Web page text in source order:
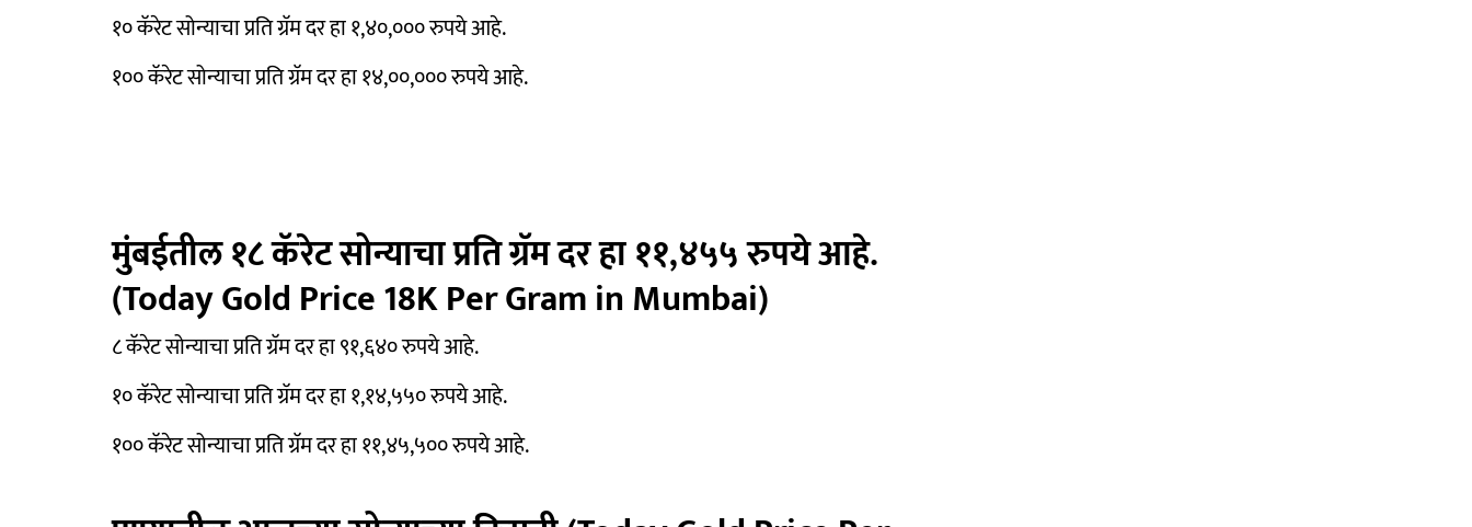
१० कॅरेट सोन्याचा प्रति ग्रॅम दर हा १,४०,००० रुपये आहे.
१०० कॅरेट सोन्याचा प्रति ग्रॅम दर हा १४,००,००० रुपये आहे.
मुंबईतील १८ कॅरेट सोन्याचा प्रति ग्रॅम दर हा ११,४५५ रुपये आहे.
(Today Gold Price 18K Per Gram in Mumbai)
८ कॅरेट सोन्याचा प्रति ग्रॅम दर हा ९१,६४० रुपये आहे.
१० कॅरेट सोन्याचा प्रति ग्रॅम दर हा १,१४,५५० रुपये आहे.
१०० कॅरेट सोन्याचा प्रति ग्रॅम दर हा ११,४५,५०० रुपये आहे.